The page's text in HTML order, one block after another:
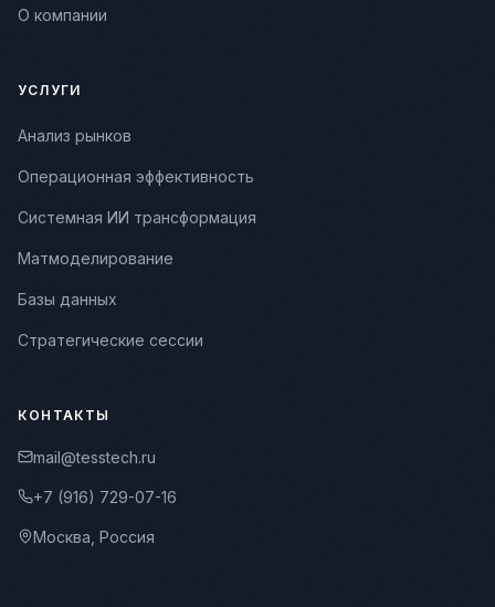
О компании
УСЛУГИ
Анализ рынков
Операционная эффективность
Системная ИИ трансформация
Матмоделирование
Базы данных
Стратегические сессии
КОНТАКТЫ
mail@tesstech.ru
+7 (916) 729-07-16
Москва, Россия